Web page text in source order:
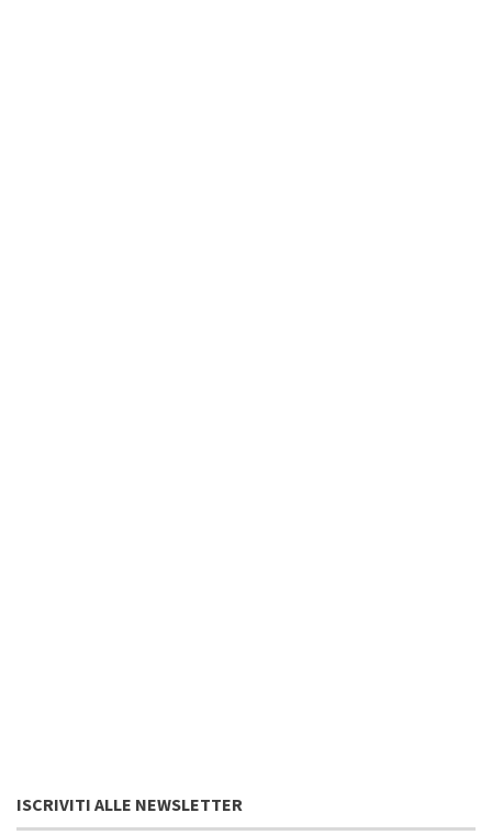
ISCRIVITI ALLE NEWSLETTER